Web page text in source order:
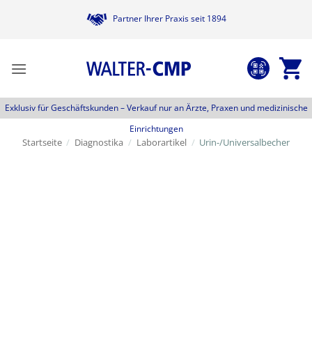
Partner Ihrer Praxis seit 1894
Exklusiv für Geschäftskunden –Verkauf nur an Ärzte, Praxen und medizinische
Einrichtungen
Startseite / Diagnostika / Laborartikel / Urin-/Universalbecher